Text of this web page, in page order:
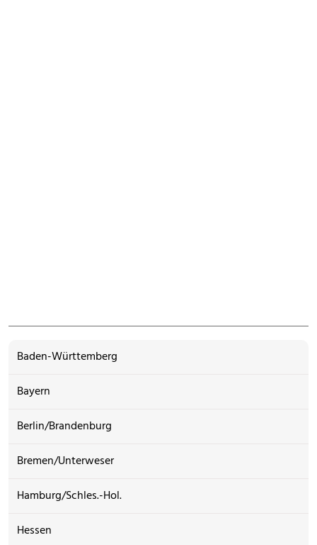
Baden-Württemberg
Bayern
Berlin/Brandenburg
Bremen/Unterweser
Hamburg/Schles.-Hol.
Hessen